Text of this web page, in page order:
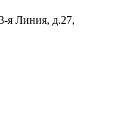
я Линия, д.27,